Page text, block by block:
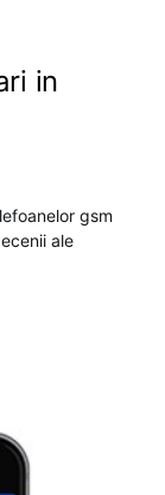
in
gsm
ale